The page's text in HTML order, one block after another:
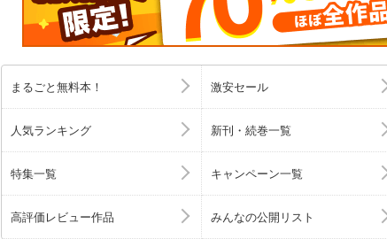
まるごと無料本！ 激安セール
人気ランキング 新刊・続巻一覧
特集一覧 キャンペーン一覧
高評価レビュー作品 みんなの公開リスト